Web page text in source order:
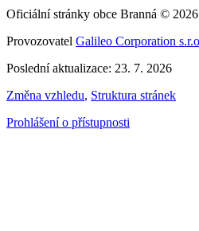
Oficiální stránky obce Branná © 2026
Provozovatel Galileo Corporation
Poslední aktualizace: 23. 7. 2026
Změna vzhledu, Struktura stránek
Prohlášení o přístupnosti